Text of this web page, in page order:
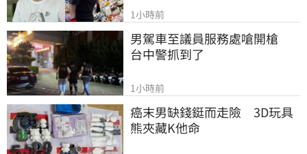
1小時前
男駕車至議員服務處嗆開槍
台中警抓到了
1小時前
癌末男缺錢鋌而走險　3D玩具
熊夾藏K他命